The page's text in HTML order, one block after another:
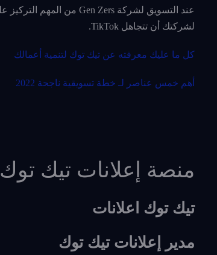
لشركتك أن تتجاهل TikTok.
كل ما عليك معرفته عن تيك توك لتنمية أعمالك
أهم خمس عناصر لـ خطة تسويقية ناجحة 2022
منصة إعلانات تيك توك
تيك توك اعلانات
مدير إعلانات تيك توك